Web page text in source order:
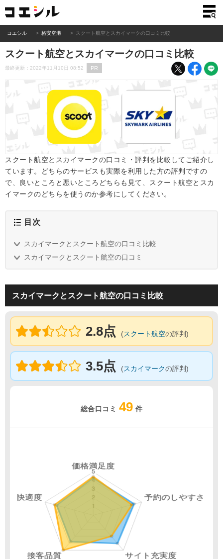
コエシル 格安空港 スクート航空とスカイマークの口コミ比較
スクート航空とスカイマークの口コミ比較
最終更新：2022年11月10日 08:52 PR
スクート航空とスカイマークの口コミ・評判を比較してご紹介し
ています。どちらのサービスも実際を利用した方の評判ですの
で、良いところと悪いところどちらも見て、スクート航空とスカ
イマークのどちらを使うのか参考にしてください。
目次
スカイマークとスクート航空の口コミ比較
スカイマークとスクート航空の口コミ
スカイマークとスクート航空の口コミ比較
2.8点 (スクート航空の評判)
3.5点 (スカイマークの評判)
総合口コミ 49 件